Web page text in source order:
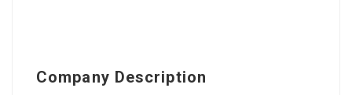
Company Description